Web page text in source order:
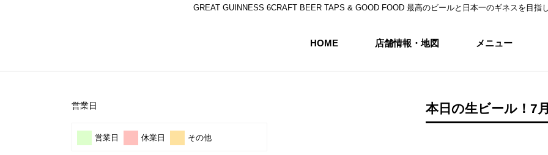
GREAT GUINNESS 6CRAFT BEER TAPS & GOOD FOOD 最高のビールと日本一のギネスを目指
HOME 店舗情報・地図 メニュー
本日の生ビール！7
営業日
営業日 休業日 その他